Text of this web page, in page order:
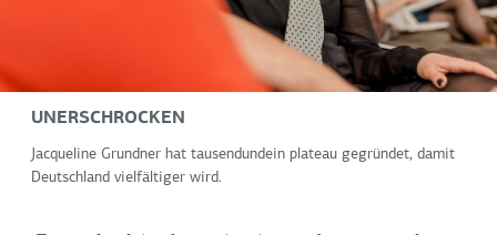
UNERSCHROCKEN
Jacqueline Grundner hat tausendundein plateau gegründet, damit
Deutschland vielfältiger wird.